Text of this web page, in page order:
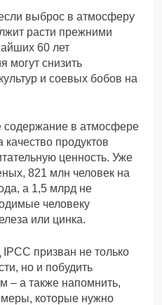
выброс в атмосферу
расти прежними
60 лет
могут снизить
и соевых бобов на
содержание в атмосфере
качество продуктов
ценность. Уже
821 млн человек на
а 1,5 млрд не
человеку
или цинка.
IPCC призван не только
но и побудить
– а также напомнить,
которые нужно